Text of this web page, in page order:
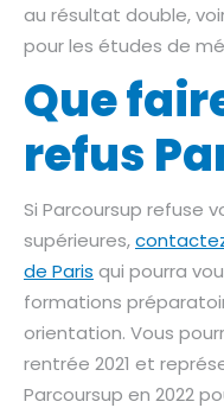
au résultat double,
pour les études de
Que
refus
Si Parcoursup refuse
supérieures,
de Paris qui pourra
formations
orientation. Vous
rentrée 2021 et
Parcoursup en 2022